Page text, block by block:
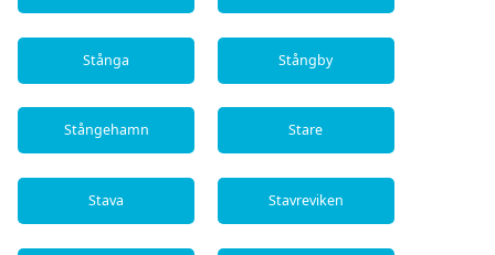
Stånga Stångby
Stångehamn Stare
Stava Stavreviken